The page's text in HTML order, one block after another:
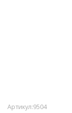
Артикул:9504